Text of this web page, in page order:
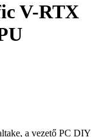
V-RTX
a vezető PC DIY